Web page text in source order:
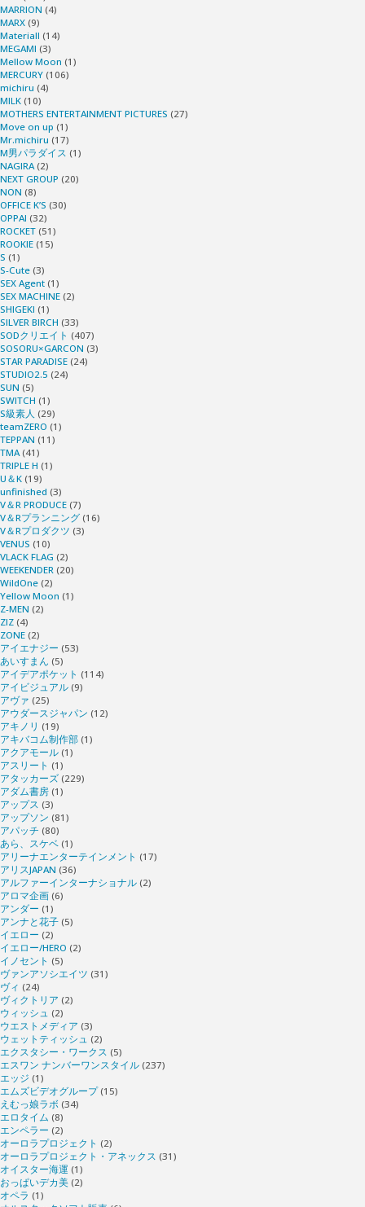
MARRION (4)
MARX (9)
Materiall (14)
MEGAMI (3)
Mellow Moon (1)
MERCURY (106)
michiru (4)
MILK (10)
MOTHERS ENTERTAINMENT PICTURES (27)
Move on up (1)
Mr.michiru (17)
M男パラダイス (1)
NAGIRA(2)
NEXT GROUP (20)
NON (8)
OFFICE K’S (30)
OPPAI (32)
ROCKET (51)
ROOKIE (15)
S (1)
S-Cute (3)
SEX Agent (1)
SEX MACHINE (2)
SHIGEKI (1)
SILVER BIRCH (33)
SODクリエイト (407)
SOSORU×GARCON (3)
STAR PARADISE (24)
STUDIO2.5 (24)
SUN (5)
SWITCH (1)
S級素人 (29)
teamZERO (1)
TEPPAN (11)
TMA(41)
TRIPLE H (1)
U＆K (19)
unfinished (3)
V＆R PRODUCE (7)
V＆Rプランニング (16)
V＆Rプロダクツ (3)
VENUS (10)
VLACK FLAG (2)
WEEKENDER (20)
WildOne (2)
Yellow Moon (1)
Z-MEN (2)
ZIZ (4)
ZONE (2)
アイエナジー (53)
あいすまん (5)
アイデアポケット (114)
アイビジュアル (9)
アヴァ (25)
アウダースジャパン (12)
アキノリ (19)
アキバコム制作部 (1)
アクアモール (1)
アスリート (1)
アタッカーズ (229)
アダム書房 (1)
アップス (3)
アップソン (81)
アパッチ (80)
あら、スケベ (1)
アリーナエンターテインメント (17)
アリスJAPAN (36)
アルファーインターナショナル (2)
アロマ企画 (6)
アンダー (1)
アンナと花子 (5)
イエロー (2)
イエロー/HERO (2)
イノセント (5)
ヴァンアソシエイツ (31)
ヴィ (24)
ヴィクトリア (2)
ウィッシュ (2)
ウエストメディア (3)
ウェットティッシュ (2)
エクスタシー・ワークス (5)
エスワン ナンバーワンスタイル (237)
エッジ (1)
エムズビデオグループ(15)
えむっ娘ラボ (34)
エロタイム (8)
エンペラー (2)
オーロラプロジェクト (2)
オーロラプロジェクト・アネックス (31)
オイスター海運 (1)
おっぱいデカ美 (2)
オペラ (1)